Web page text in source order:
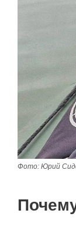
Фото: Юрий